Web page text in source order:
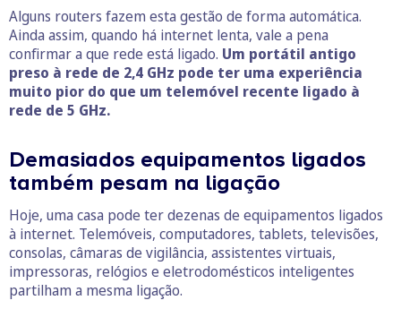
Alguns routers fazem esta gestão de forma automática.
Ainda assim, quando há internet lenta, vale a pena
confirmar a que rede está ligado. Um portátil antigo
preso à rede de 2,4 GHz pode ter uma experiência
muito pior do que um telemóvel recente ligado à
rede de 5 GHz.
Demasiados equipamentos ligados
também pesam na ligação
Hoje, uma casa pode ter dezenas de equipamentos ligados
à internet. Telemóveis, computadores, tablets, televisões,
consolas, câmaras de vigilância, assistentes virtuais,
impressoras, relógios e eletrodomésticos inteligentes
partilham a mesma ligação.